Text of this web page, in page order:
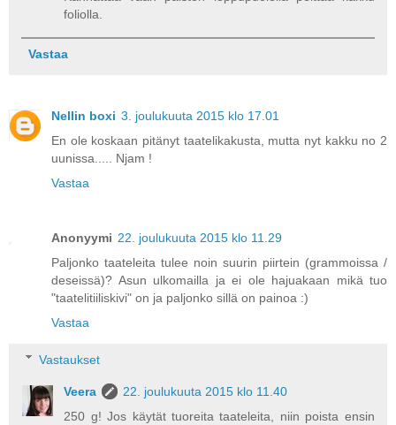
foliolla.
Vastaa
Nellin boxi 3. joulukuuta 2015 klo 17.01
En ole koskaan pitänyt taatelikakusta, mutta nyt kakku no 2
uunissa..... Njam !
Vastaa
Anonyymi 22. joulukuuta 2015 klo 11.29
Paljonko taateleita tulee noin suurin piirtein (grammoissa /
deseissä)? Asun ulkomailla ja ei ole hajuakaan mikä tuo
"taatelitiiliskivi" on ja paljonko sillä on painoa :)
Vastaa
Vastaukset
Veera
22. joulukuuta 2015 klo 11.40
250 g! Jos käytät tuoreita taateleita, niin poista ensin